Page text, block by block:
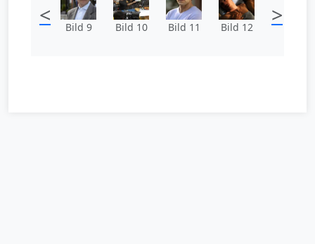
< Bild 9 Bild 10 Bild 11 Bild 12 >